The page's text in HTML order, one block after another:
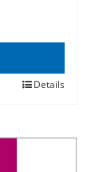
Details